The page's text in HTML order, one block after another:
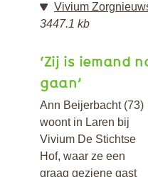
Vivium
3447.1 kb
‘Zij is iemand
gaan’
Ann Beijerbacht (73)
woont in Laren bij
Vivium De Stichtse
Hof, waar ze een
graag geziene gast